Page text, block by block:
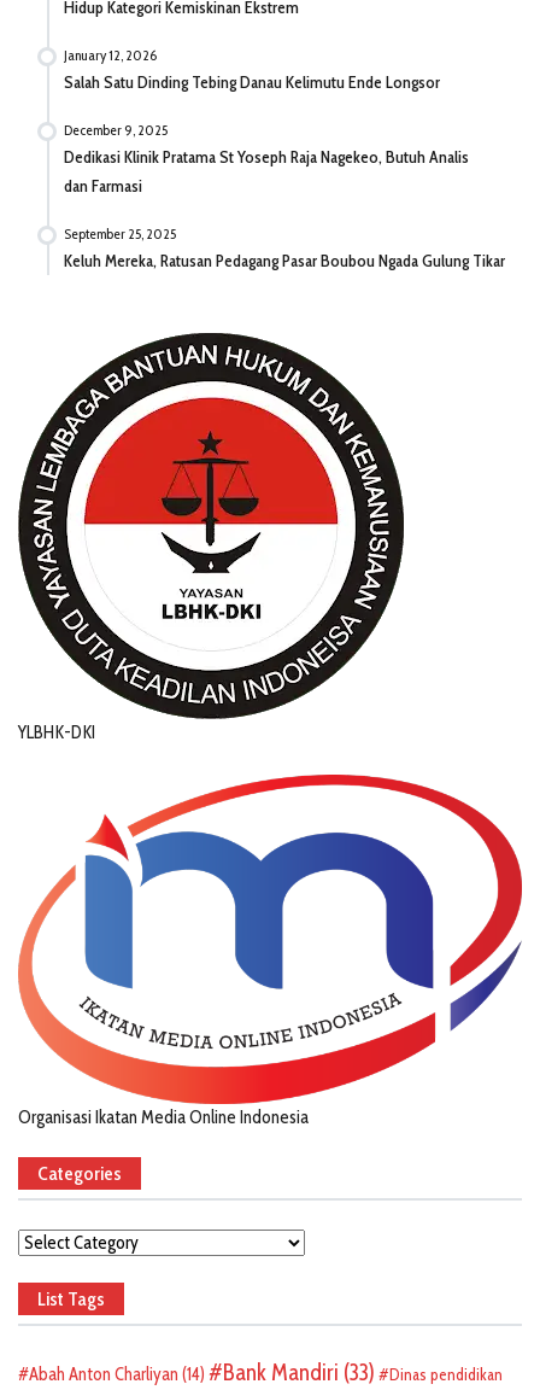
Hidup Kategori Kemiskinan Ekstrem
January 12, 2026
Salah Satu Dinding Tebing Danau Kelimutu Ende Longsor
December 9, 2025
Dedikasi Klinik Pratama St Yoseph Raja Nagekeo, Butuh Analis
dan Farmasi
September 25, 2025
Keluh Mereka, Ratusan Pedagang Pasar Boubou Ngada Gulung Tikar
YLBHK-DKI
Organisasi Ikatan Media Online Indonesia
Categories
Categories
List Tags
Abah Anton Charliyan (14) Bank Mandiri (33)
Dinas pendidikan